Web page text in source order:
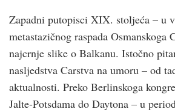
Zapadni putopisci XIX. stoljeća – u
metastazičnog raspada Osmanskoga
najcrnje slike o Balkanu. Istočno
nasljedstva Carstva na umoru – od
aktualnosti. Preko Berlinskoga
Jalte-Potsdama do Daytona – u